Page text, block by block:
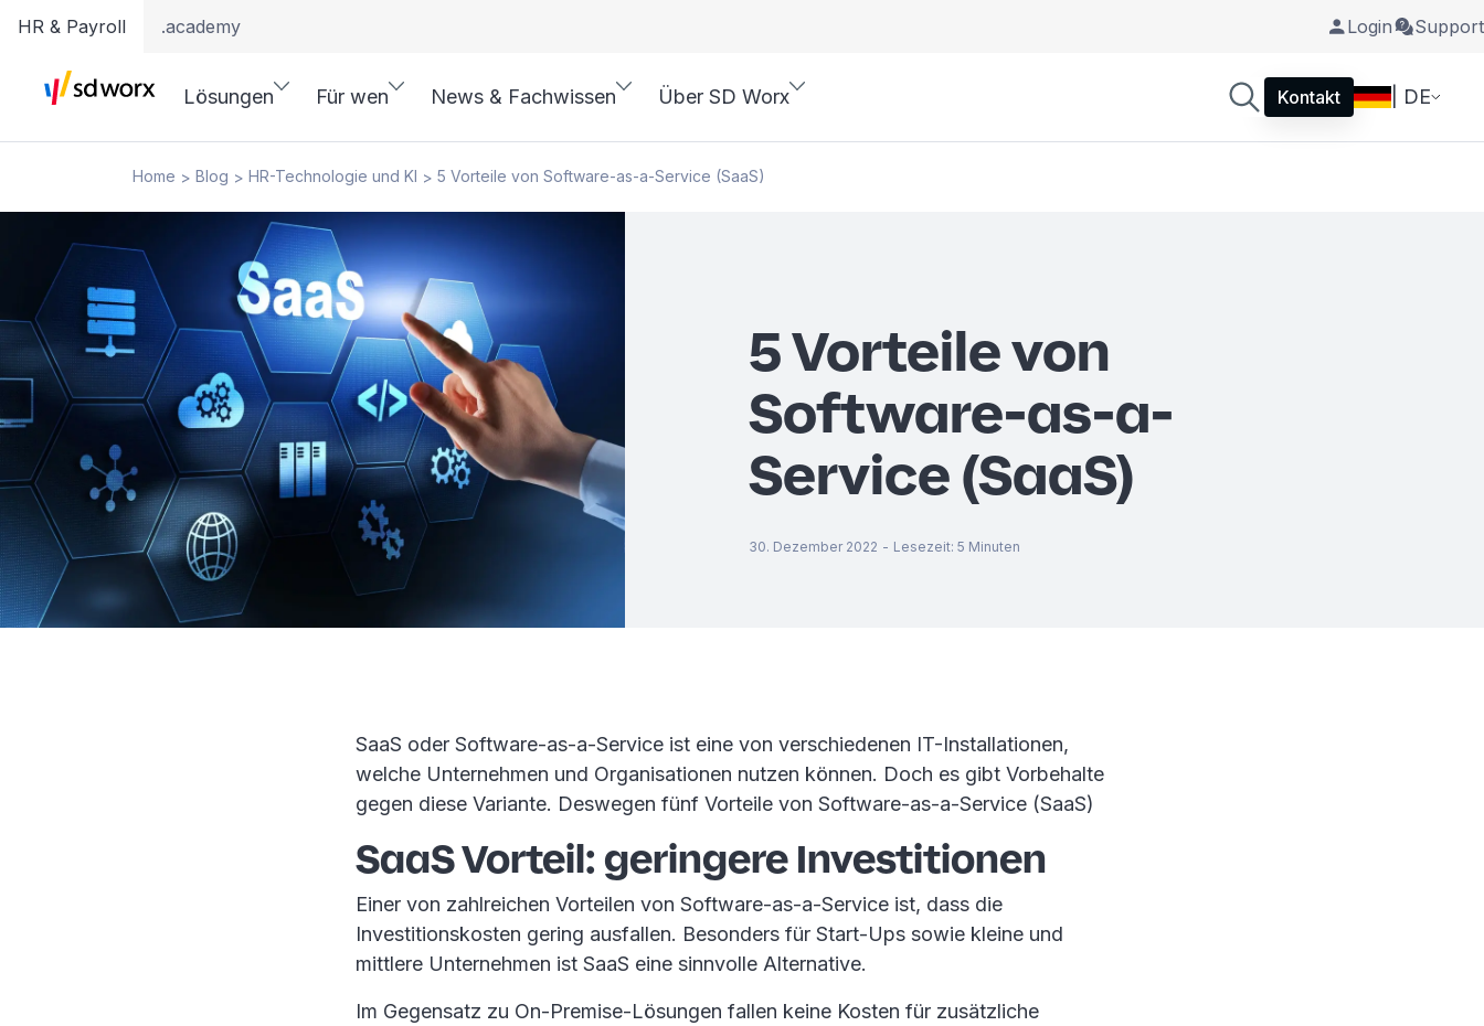
HR & Payroll .academy Login Support
Lösungen Für wen News & Fachwissen Über SD Worx Kontakt | DE
Home > Blog > HR-Technologie und KI > 5 Vorteile von Software-as-a-Service (SaaS)
5 Vorteile von
Software-as-a-
Service (SaaS)
30. Dezember 2022 - Lesezeit: 5 Minuten
SaaS oder Software-as-a-Service ist eine von verschiedenen IT-Installationen,
welche Unternehmen und Organisationen nutzen können. Doch es gibt Vorbehalte
gegen diese Variante. Deswegen fünf Vorteile von Software-as-a-Service (SaaS)
SaaS Vorteil: geringere Investitionen
Einer von zahlreichen Vorteilen von Software-as-a-Service ist, dass die
Investitionskosten gering ausfallen. Besonders für Start-Ups sowie kleine und
mittlere Unternehmen ist SaaS eine sinnvolle Alternative.
Im Gegensatz zu On-Premise-Lösungen fallen keine Kosten für zusätzliche